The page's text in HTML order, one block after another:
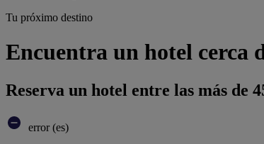
Tu próximo destino
Encuentra un hotel cerca
Reserva un hotel entre las más de
error (es)